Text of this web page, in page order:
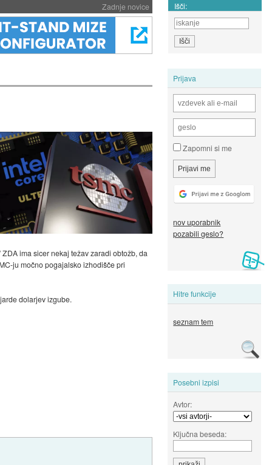
Zadnje novice Išči:
Prijava
Zapomni si me
nov uporabnik
pozabili geslo?
Hitre funkcije
seznam tem
Posebni izpisi
Avtor:
Ključna beseda:
ima sicer nekaj težav zaradi obtožb, da
ju močno pogajalsko izhodišče pri
dolarjev izgube.